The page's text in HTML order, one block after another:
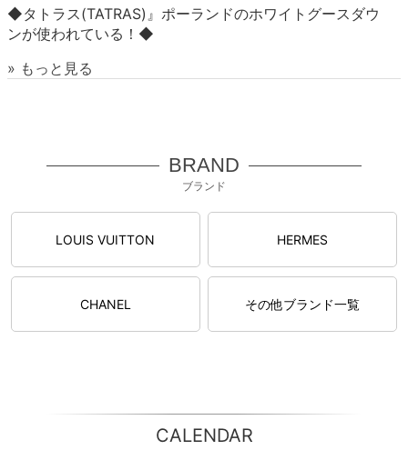
◆タトラス(TATRAS)』ポーランドのホワイトグースダウ
ンが使われている！◆
» もっと見る
BRAND
ブランド
LOUIS VUITTON HERMES
CHANEL その他ブランド一覧
CALENDAR